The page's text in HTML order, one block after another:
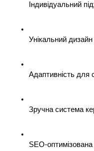
Індивідуальний
Унікальний
Адаптивність для
Зручна система
SEO-